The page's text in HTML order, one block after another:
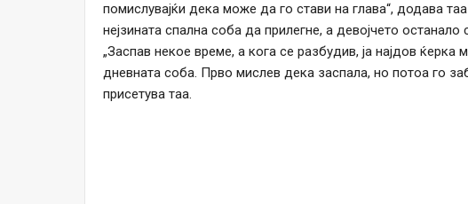
помислувајќи дека може да го стави на глава“, додава
нејзината спална соба да прилегне, а девојчето останало
„Заспав некое време, а кога се разбудив, ја најдов
дневната соба. Прво мислев дека заспала, но потоа го
присетува таа.